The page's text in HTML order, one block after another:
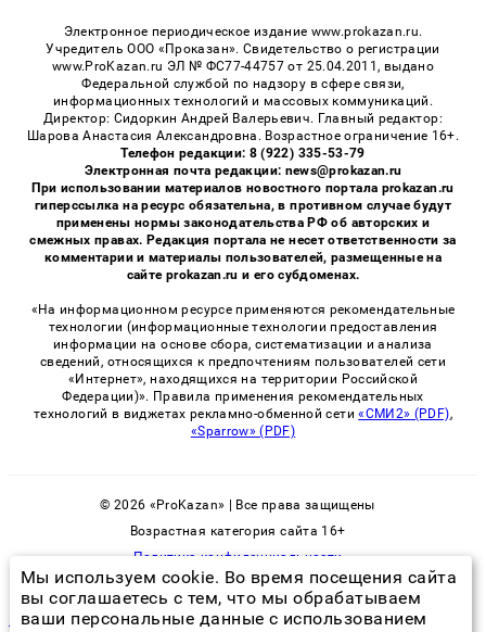
Электронное периодическое издание www.prokazan.ru.
Учредитель ООО «Проказан». Cвидетельство о регистрации
www.ProKazan.ru ЭЛ № ФС77-44757 от 25.04.2011, выдано
Федеральной службой по надзору в сфере связи,
информационных технологий и массовых коммуникаций.
Директор: Сидоркин Андрей Валерьевич. Главный редактор:
Шарова Анастасия Александровна. Возрастное ограничение 16+.
Телефон редакции: 8 (922) 335-53-79
Электронная почта редакции: news@prokazan.ru
При использовании материалов новостного портала prokazan.ru
гиперссылка на ресурс обязательна, в противном случае будут
применены нормы законодательства РФ об авторских и
смежных правах. Редакция портала не несет ответственности за
комментарии и материалы пользователей, размещенные на
сайте prokazan.ru и его субдоменах.
«На информационном ресурсе применяются рекомендательные
технологии (информационные технологии предоставления
информации на основе сбора, систематизации и анализа
сведений, относящихся к предпочтениям пользователей сети
«Интернет», находящихся на территории Российской
Федерации)». Правила применения рекомендательных
технологий в виджетах рекламно-обменной сети«СМИ2» (PDF),
«Sparrow» (PDF)
© 2026 «ProKazan» | Все права защищены
Возрастная категория сайта 16+
Политика конфиденциальности
как обработать от плесени стены
Мы используем cookie. Во время посещения сайта
вы соглашаетесь с тем, что мы обрабатываем
ваши персональные данные с использованием